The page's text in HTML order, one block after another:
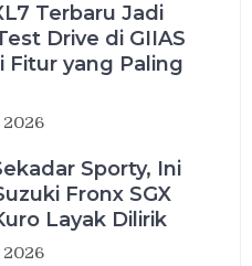
Terbaru Jadi
Drive di GIIAS
Fitur yang Paling
2026
Sporty, Ini
Fronx SGX
Layak Dilirik
2026